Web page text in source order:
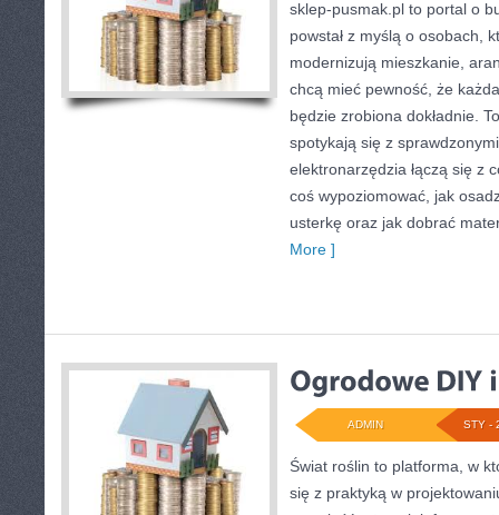
sklep-pusmak.pl to portal o
powstał z myślą o osobach,
modernizują mieszkanie,
chcą mieć pewność, że
będzie zrobiona dokładnie.
spotykają się z
elektronarzędzia łączą się z
coś wypoziomować, jak
usterkę oraz jak dobrać
More ]
STY -
ADMIN
Świat roślin to platforma, w
się z praktyką w